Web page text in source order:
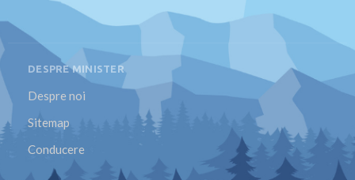
DESPRE MINISTER
Despre noi
Sitemap
Conducere